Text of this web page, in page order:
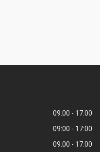
09:00
17:00
09:00
17:00
09:00
17:00